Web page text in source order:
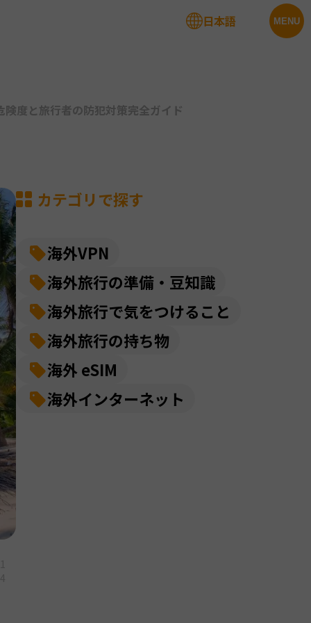
MENU
日本語
度と旅行者の防犯対策完全ガイド
カテゴリで探す
海外VPN
海外旅行の準備・豆知識
海外旅行で気をつけること
海外旅行の持ち物
海外 eSIM
海外インターネット